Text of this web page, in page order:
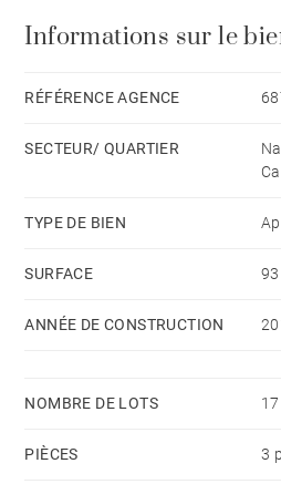
cuisine ouverte et aménagée,
bain, et deux toilettes. Vous
bénéficie l’appartement vendu
de lots dans la copropriété: 17
Informations sur le
RÉFÉRENCE AGENCE
SECTEUR/ QUARTIER
TYPE DE BIEN
SURFACE 93
ANNÉE DE CONSTRUCTION
NOMBRE DE LOTS 17
PIÈCES 3